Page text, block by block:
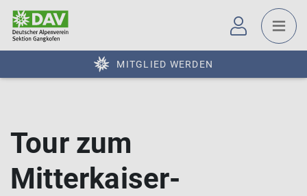
MITGLIED WERDEN
Tour zum
Mitterkaiser-